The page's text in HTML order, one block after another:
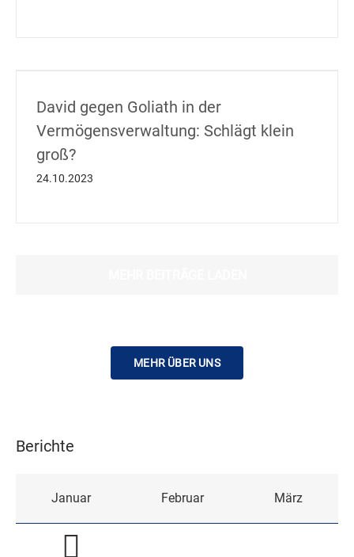
David gegen Goliath in der
Vermögensverwaltung: Schlägt klein
groß?
24.10.2023
MEHR ÜBER UNS
Berichte
Januar Februar März